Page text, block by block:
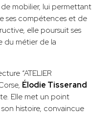
mobilier, lui permettant
ses compétences et de
elle poursuit ses
du métier de la
“ATELIER
Élodie Tisserand
Elle met un point
histoire, convaincue